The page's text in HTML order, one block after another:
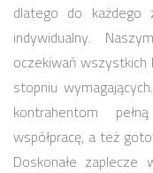
dlatego do każdego
indywidualny.
oczekiwań
stopniu
kontrahentom
współpracę, a też
Doskonałe